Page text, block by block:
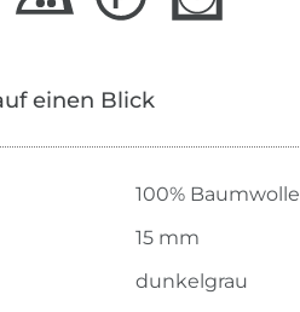
einen Blick
100% Baumwolle
15 mm
dunkelgrau